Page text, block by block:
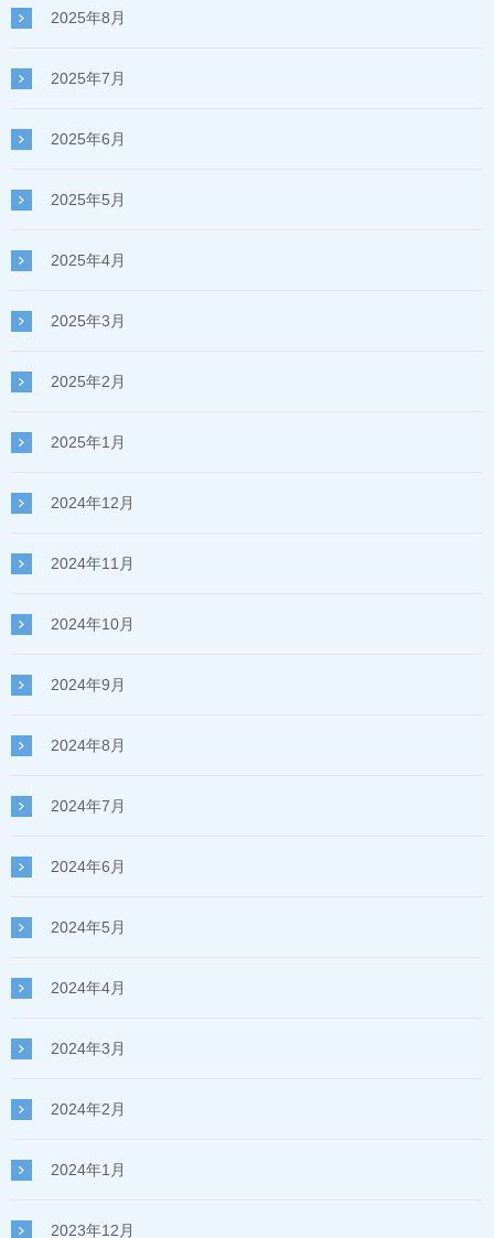
2025年8月
2025年7月
2025年6月
2025年5月
2025年4月
2025年3月
2025年2月
2025年1月
2024年12月
2024年11月
2024年10月
2024年9月
2024年8月
2024年7月
2024年6月
2024年5月
2024年4月
2024年3月
2024年2月
2024年1月
2023年12月